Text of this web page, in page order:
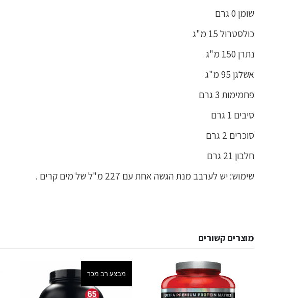
שומן 0 גרם
כולסטרול 15 מ"ג
נתרן 150 מ"ג
אשלגן 95 מ"ג
פחמימות 3 גרם
סיבים 1 גרם
סוכרים 2 גרם
חלבון 21 גרם
שימוש: יש לערבב מנת הגשה אחת עם 227 מ"ל של מים קרים .
מוצרים קשורים
מבצע רב מכר